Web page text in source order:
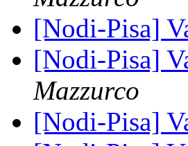
[Nodi-Pisa]
[Nodi-Pisa]
Mazzurco
[Nodi-Pisa]